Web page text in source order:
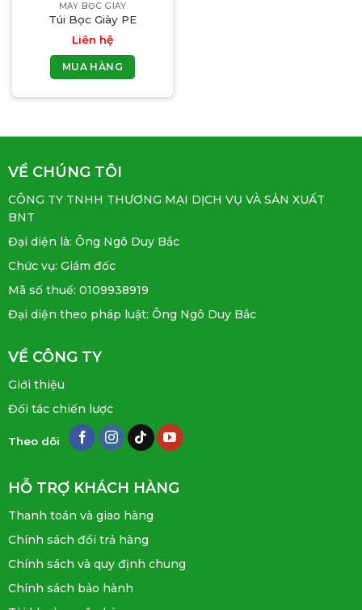
MÁY BỌC GIÀY
Túi Bọc Giày PE
Liên hệ
MUA HÀNG
VỀ CHÚNG TÔI
CÔNG TY TNHH THƯƠNG MẠI DỊCH VỤ VÀ SẢN XUẤT
BNT
Đại diện là: Ông Ngô Duy Bắc
Chức vụ: Giám đốc
Mã số thuế: 0109938919
Đại diện theo pháp luật: Ông Ngô Duy Bắc
VỀ CÔNG TY
Giới thiệu
Đối tác chiến lược
Theo dõi
HỖ TRỢ KHÁCH HÀNG
Thanh toán và giao hàng
Chính sách đổi trả hàng
Chính sách và quy định chung
Chính sách bảo hành